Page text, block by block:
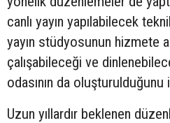
canlı yayın yapılabilecek
yayın stüdyosunun hizmete
çalışabileceği ve
odasının da
Uzun yıllardır beklenen